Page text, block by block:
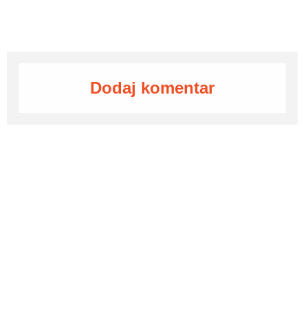
Dodaj komentar